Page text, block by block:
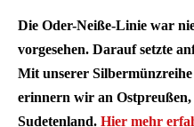
Die Oder-Neiße-Linie war
vorgesehen. Darauf setzte
Mit unserer Silbermünzreihe
erinnern wir an Ostpreußen,
Sudetenland. Hier mehr